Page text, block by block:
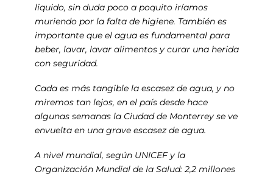
liquido, sin duda poco a poquito iríamos
muriendo por la falta de higiene. También es
importante que el agua es fundamental para
beber, lavar, lavar alimentos y curar una herida
con seguridad.
Cada es más tangible la escasez de agua, y no
miremos tan lejos, en el país desde hace
algunas semanas la Ciudad de Monterrey se ve
envuelta en una grave escasez de agua.
A nivel mundial, según UNICEF y la
Organización Mundial de la Salud: 2,2 millones